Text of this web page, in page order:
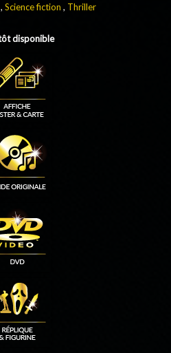
,Science fiction , Thriller
disponible